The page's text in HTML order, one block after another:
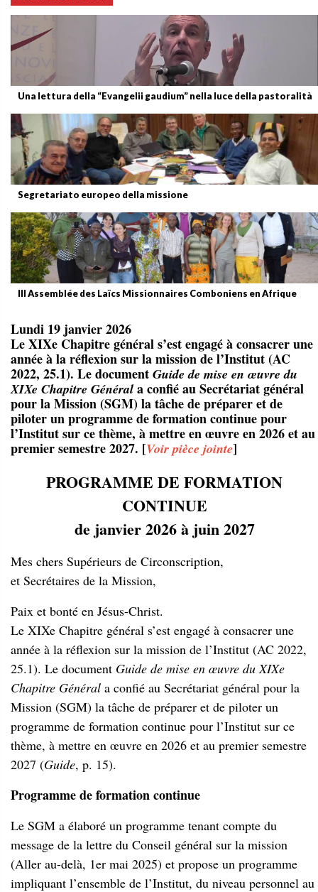
Una lettura della “Evangelii gaudium” nella luce della pastoralità
Segretariato europeo della missione
III Assemblée des Laïcs Missionnaires Comboniens en Afrique
Lundi 19 janvier 2026
Le XIXe Chapitre général s’est engagé à consacrer une
année à la réflexion sur la mission de l’Institut (AC
2022, 25.1). Le document Guide de mise en œuvre du
XIXe Chapitre Général a confié au Secrétariat général
pour la Mission (SGM) la tâche de préparer et de
piloter un programme de formation continue pour
l’Institut sur ce thème, à mettre en œuvre en 2026 et au
premier semestre 2027. [Voir pièce jointe]
PROGRAMME DE FORMATION
CONTINUE
de janvier 2026 à juin 2027
Mes chers Supérieurs de Circonscription,
et Secrétaires de la Mission,
Paix et bonté en Jésus-Christ.
Le XIXe Chapitre général s’est engagé à consacrer une
année à la réflexion sur la mission de l’Institut (AC 2022,
25.1). Le document Guide de mise en œuvre du XIXe
Chapitre Général a confié au Secrétariat général pour la
Mission (SGM) la tâche de préparer et de piloter un
programme de formation continue pour l’Institut sur ce
thème, à mettre en œuvre en 2026 et au premier semestre
2027 (Guide, p. 15).
Programme de formation continue
Le SGM a élaboré un programme tenant compte du
message de la lettre du Conseil général sur la mission
(Aller au-delà, 1er mai 2025) et propose un programme
impliquant l’ensemble de l’Institut, du niveau personnel au